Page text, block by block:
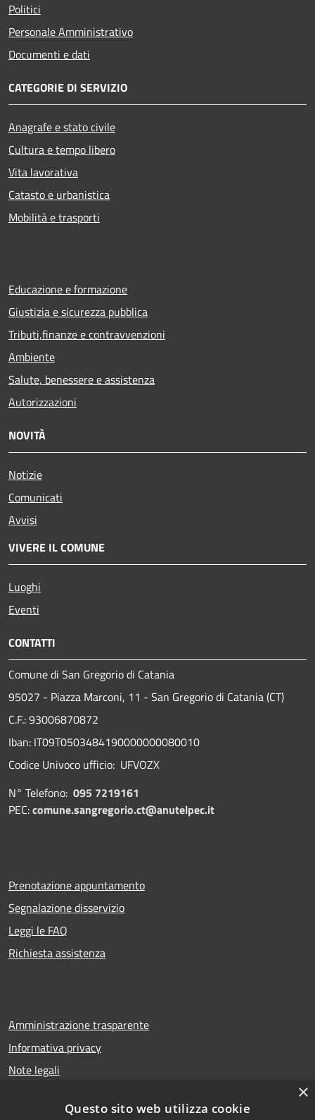
Politici
Personale Amministrativo
Documenti e dati
CATEGORIE DI SERVIZIO
Anagrafe e stato civile
Cultura e tempo libero
Vita lavorativa
Catasto e urbanistica
Mobilità e trasporti
Educazione e formazione
Giustizia e sicurezza pubblica
Tributi,finanze e contravvenzioni
Ambiente
Salute, benessere e assistenza
Autorizzazioni
NOVITÀ
Notizie
Comunicati
Avvisi
VIVERE IL COMUNE
Luoghi
Eventi
CONTATTI
Comune di San Gregorio di Catania
95027 - Piazza Marconi, 11 - San Gregorio di Catania (CT)
C.F.: 93006870872
Iban: IT09T0503484190000000080010
Codice Univoco ufficio: UFVOZX
N° Telefono: 095 7219161
PEC:comune.sangregorio.ct@anutelpec.it
Prenotazione appuntamento
Segnalazione disservizio
Leggi le FAQ
Richiesta assistenza
Amministrazione trasparente
Informativa privacy
Note legali
×
Questo sito web utilizza cookie